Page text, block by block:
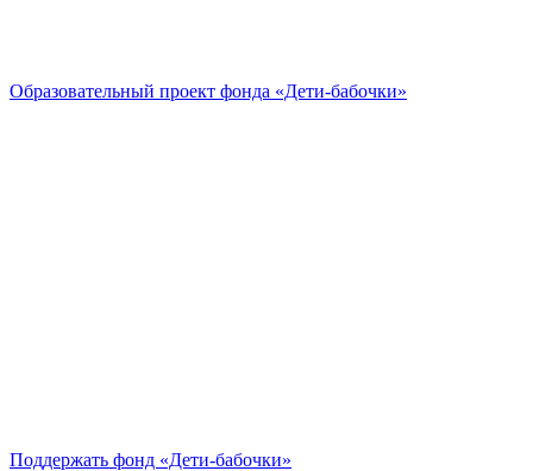
Образовательный проект фонда «Дети-бабочки»
Поддержать фонд «Дети-бабочки»